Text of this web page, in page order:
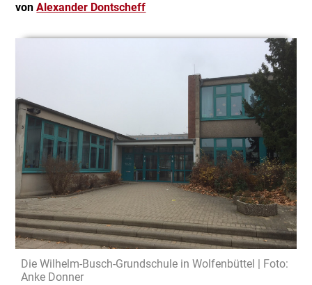
vonAlexander Dontscheff
Die Wilhelm-Busch-Grundschule in Wolfenbüttel | Foto:
Anke Donner